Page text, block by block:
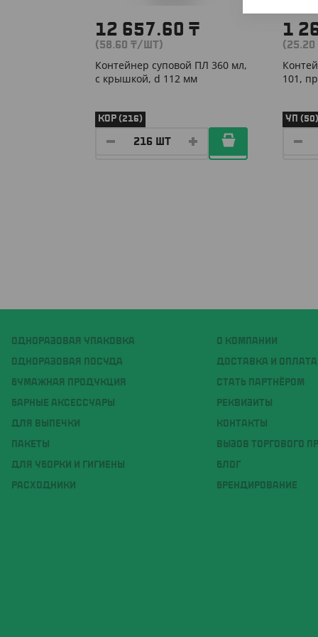
12 657.60 ₸
(58.60 ₸/ШТ)
Контейнер суповой ПЛ 360 мл,
с крышкой, d 112 мм
КОР (216)
1
(25.20
101,
УП (50)
ОДНОРАЗОВАЯ УПАКОВКА
ОДНОРАЗОВАЯ ПОСУДА
БУМАЖНАЯ ПРОДУКЦИЯ
БАРНЫЕ АКСЕССУАРЫ
ДЛЯ ВЫПЕЧКИ
ПАКЕТЫ
ДЛЯ УБОРКИ И ГИГИЕНЫ
РАСХОДНИКИ
О КОМПАНИИ
ДОСТАВКА И ОПЛАТА
СТАТЬ ПАРТНЁРОМ
РЕКВИЗИТЫ
КОНТАКТЫ
ВЫЗОВ ТОРГОВОГО
БЛОГ
БРЕНДИРОВАНИЕ